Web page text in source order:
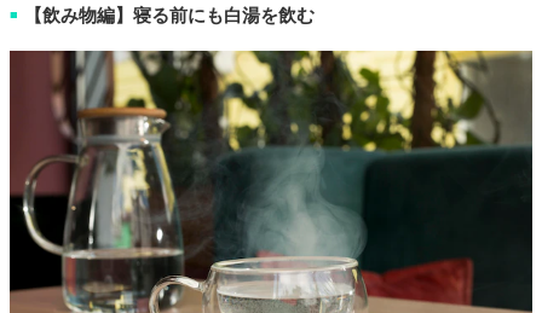
■ 【飲み物編】寝る前にも白湯を飲む